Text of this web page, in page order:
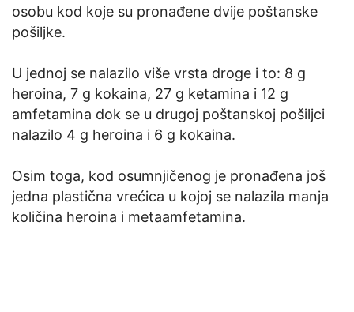
osobu kod koje su pronađene dvije poštanske
pošiljke.
U jednoj se nalazilo više vrsta droge i to: 8 g
heroina, 7 g kokaina, 27 g ketamina i 12 g
amfetamina dok se u drugoj poštanskoj pošiljci
nalazilo 4 g heroina i 6 g kokaina.
Osim toga, kod osumnjičenog je pronađena još
jedna plastična vrećica u kojoj se nalazila manja
količina heroina i metaamfetamina.